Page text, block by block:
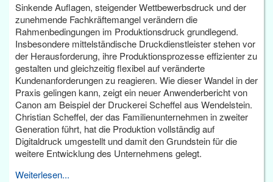
Sinkende Auflagen, steigender Wettbewerbsdruck und der
zunehmende Fachkräftemangel verändern die
Rahmenbedingungen im Produktionsdruck grundlegend.
Insbesondere mittelständische Druckdienstleister stehen vor
der Herausforderung, ihre Produktionsprozesse effizienter zu
gestalten und gleichzeitig flexibel auf veränderte
Kundenanforderungen zu reagieren. Wie dieser Wandel in der
Praxis gelingen kann, zeigt ein neuer Anwenderbericht von
Canon am Beispiel der Druckerei Scheffel aus Wendelstein.
Christian Scheffel, der das Familienunternehmen in zweiter
Generation führt, hat die Produktion vollständig auf
Digitaldruck umgestellt und damit den Grundstein für die
weitere Entwicklung des Unternehmens gelegt.
Weiterlesen...